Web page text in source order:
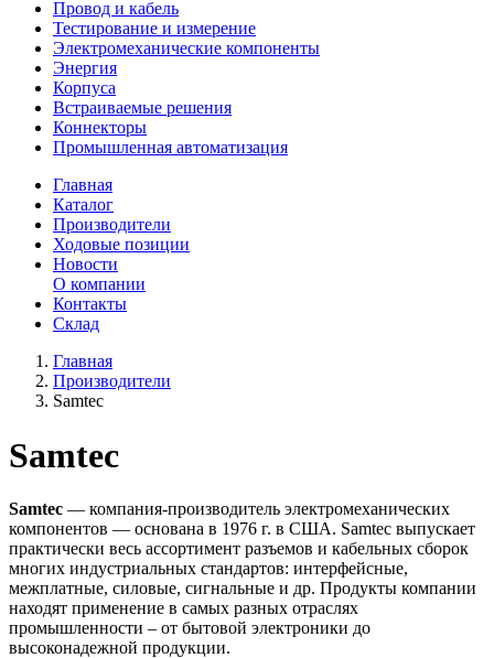
Провод и кабель
Тестирование и измерение
Электромеханические компоненты
Энергия
Корпуса
Встраиваемые решения
Коннекторы
Промышленная автоматизация
Главная
Каталог
Производители
Ходовые позиции
Новости
О компании
Контакты
Склад
Главная
Производители
Samtec
Samtec
Samtec — компания-производитель электромеханических
компонентов — основана в 1976 г. в США. Samtec выпускает
практически весь ассортимент разъемов и кабельных сборок
многих индустриальных стандартов: интерфейсные,
межплатные, силовые, сигнальные и др. Продукты компании
находят применение в самых разных отраслях
промышленности – от бытовой электроники до
высоконадежной продукции.